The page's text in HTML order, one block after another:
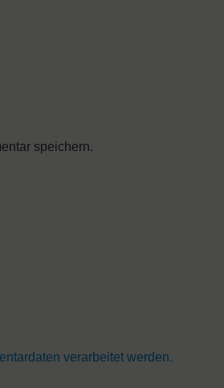
speichern.
verarbeitet werden.